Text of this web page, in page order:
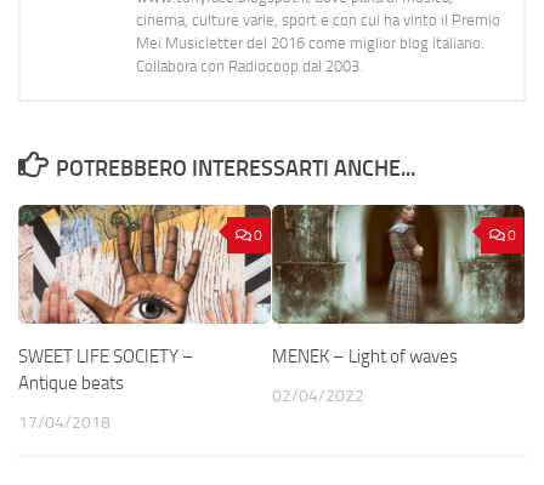
cinema, culture varie, sport e con cui ha vinto il Premio
Mei Musicletter del 2016 come miglior blog italiano.
Collabora con Radiocoop dal 2003.
POTREBBERO INTERESSARTI ANCHE...
0
SWEET LIFE SOCIETY –
Antique beats
17/04/2018
0
MENEK – Light of waves
02/04/2022